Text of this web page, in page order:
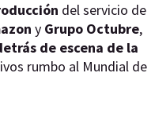
del servicio de
y Grupo Octubre,
de escena de la
rumbo al Mundial de